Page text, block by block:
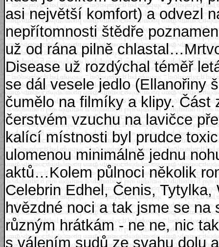
asi největší komfort) a odvezl
nepřítomnosti štědře
už od rána pilně
Disease už rozdýchal téměř
se dál vesele jedlo (Ellanořiny
čumělo na filmíky a klipy. Část
čerstvém vzuchu na lavičce
kalící místnosti byl prudce
ulomenou minimálně jednu
aktů…Kolem půlnoci několik
Celebrin Edhel, Čenis,
hvězdné noci a tak jsme se
různým hrátkám - ne ne, nic
s válením sudů ze svahu dolu